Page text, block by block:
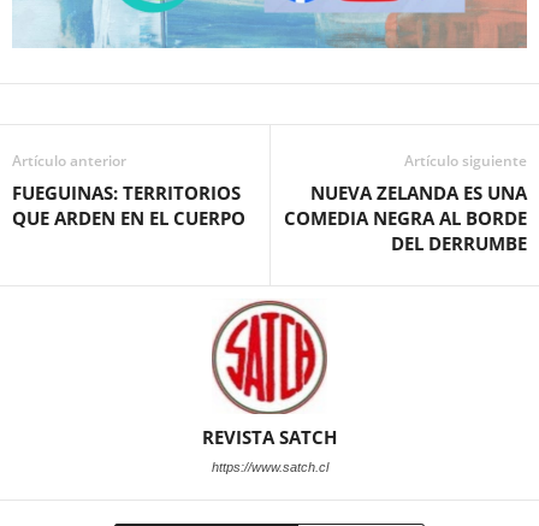
Artículo anterior
FUEGUINAS: TERRITORIOS
QUE ARDEN EN EL CUERPO
Artículo siguiente
NUEVA ZELANDA ES UNA
COMEDIA NEGRA AL BORDE
DEL DERRUMBE
REVISTA SATCH
https://www.satch.cl